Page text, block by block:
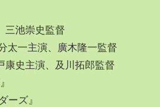
三池崇史監督
太一主演、廣木隆一監督
康史主演、及川拓郎監督
ーズ』